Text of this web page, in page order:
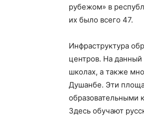
рубежом» в
их было всего 47.
Инфраструктура
центров. На
школах, а также
Душанбе. Эти
образовательными
Здесь обучают